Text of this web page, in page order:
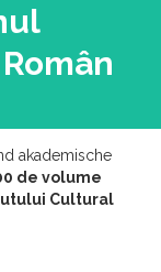
akademische
de volume
Cultural